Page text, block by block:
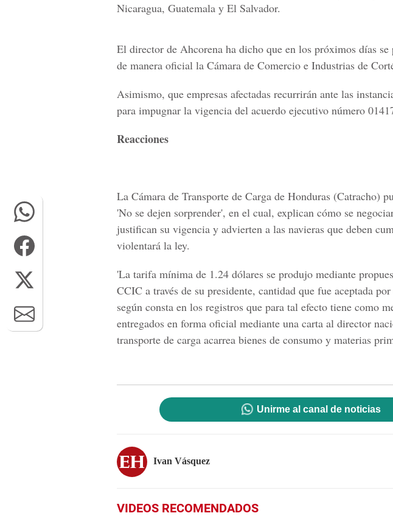
Nicaragua, Guatemala y El Salvador.
El director de Ahcorena ha dicho que en los próximos días se
de manera oficial la Cámara de Comercio e Industrias de
Asimismo, que empresas afectadas recurrirán ante las
para impugnar la vigencia del acuerdo ejecutivo número
Reacciones
La Cámara de Transporte de Carga de Honduras (Catracho)
'No se dejen sorprender', en el cual, explican cómo se
justifican su vigencia y advierten a las navieras que deben
violentará la ley.
'La tarifa mínima de 1.24 dólares se produjo mediante
CCIC a través de su presidente, cantidad que fue aceptada
según consta en los registros que para tal efecto tiene como
entregados en forma oficial mediante una carta al director
transporte de carga acarrea bienes de consumo y materias
Unirme al canal de noticias
Ivan Vásquez
VIDEOS RECOMENDADOS